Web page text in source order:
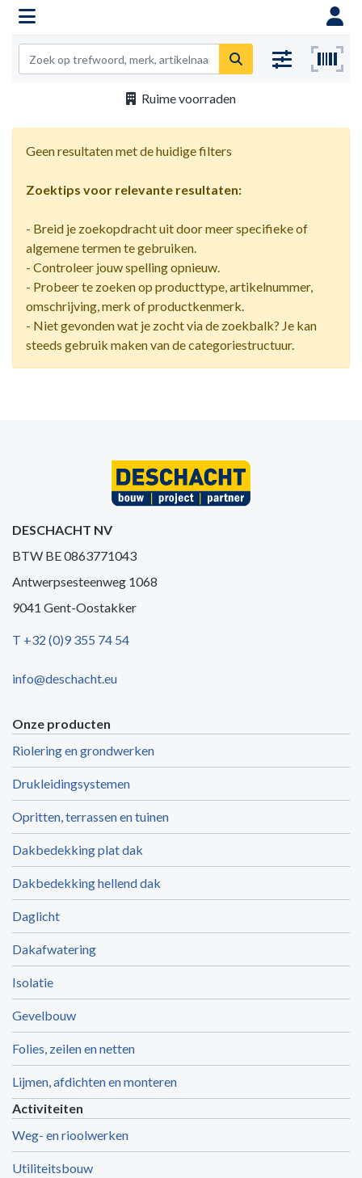
Ruime voorraden
Geen resultaten met de huidige filters
Zoektips voor relevante resultaten:
- Breid je zoekopdracht uit door meer specifieke of
algemene termen te gebruiken.
- Controleer jouw spelling opnieuw.
- Probeer te zoeken op producttype, artikelnummer,
omschrijving, merk of productkenmerk.
- Niet gevonden wat je zocht via de zoekbalk? Je kan
steeds gebruik maken van de categoriestructuur.
DESCHACHT NV
BTW BE 0863771043
Antwerpsesteenweg 1068
9041 Gent-Oostakker
T +32 (0)9 355 74 54
info@deschacht.eu
Onze producten
Riolering en grondwerken
Drukleidingsystemen
Opritten, terrassen en tuinen
Dakbedekking plat dak
Dakbedekking hellend dak
Daglicht
Dakafwatering
Isolatie
Gevelbouw
Folies, zeilen en netten
Lijmen, afdichten en monteren
Activiteiten
Weg- en rioolwerken
Utiliteitsbouw